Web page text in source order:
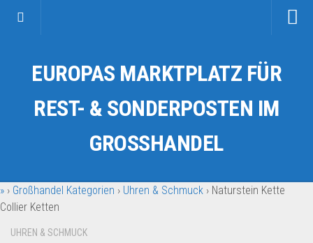
Kategorien
Auto & Motorrad
Fahrzeuge & Transport
Garten & Werkzeug
Geschäft, Büro & Schreibwaren
Geschenkartikel
EUROPAS MARKTPLATZ FÜR
REST- & SONDERPOSTEN IM
GROSSHANDEL
» › Großhandel Kategorien › Uhren & Schmuck › Naturstein Kette
Collier Ketten
UHREN & SCHMUCK